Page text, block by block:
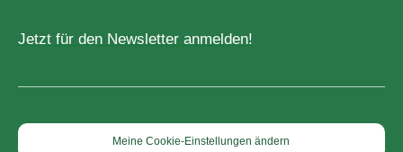
Jetzt für den Newsletter anmelden!
Meine Cookie-Einstellungen ändern